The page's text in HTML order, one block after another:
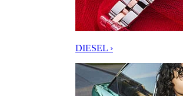
DIESEL ›